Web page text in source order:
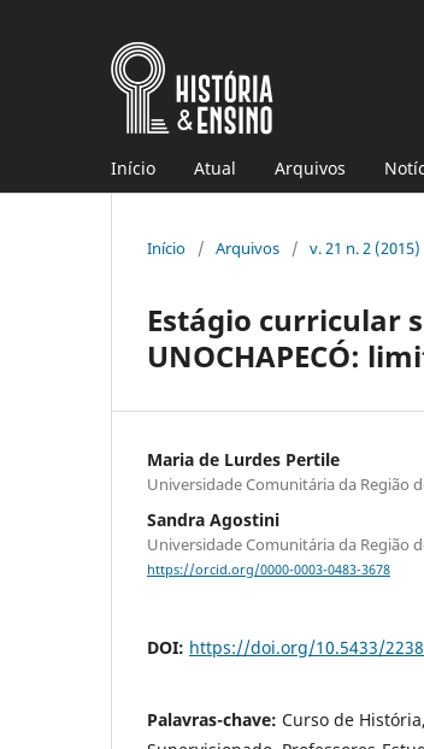
Início Atual Arquivos
Início / Arquivos / v. 21 n. 2 (2015)
Estágio curricular
UNOCHAPECÓ:
Maria de Lurdes Pertile
Universidade Comunitária da Região
Sandra Agostini
Universidade Comunitária da Região
https://orcid.org/0000-0003-0483-3678
DOI: https://doi.org/10.5433/
Palavras-chave: Curso de